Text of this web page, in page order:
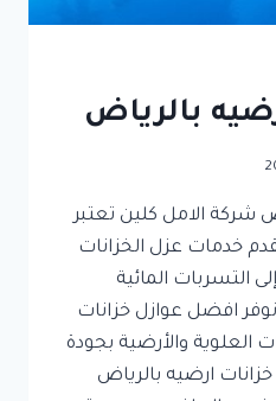
بالرياض
شركة الامل كلين تعتبر
خدمات عزل الخزانات
التسربات المائية
افضل عوازل خزانات
العلوية والأرضية بجودة
عزل خزانات ارضيه بالرياض